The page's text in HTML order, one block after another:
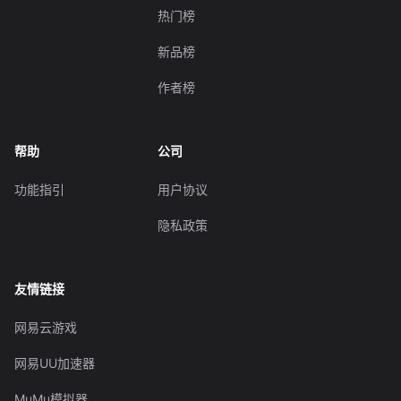
热门榜
新品榜
作者榜
帮助
功能指引
公司
用户协议
隐私政策
友情链接
网易云游戏
网易UU加速器